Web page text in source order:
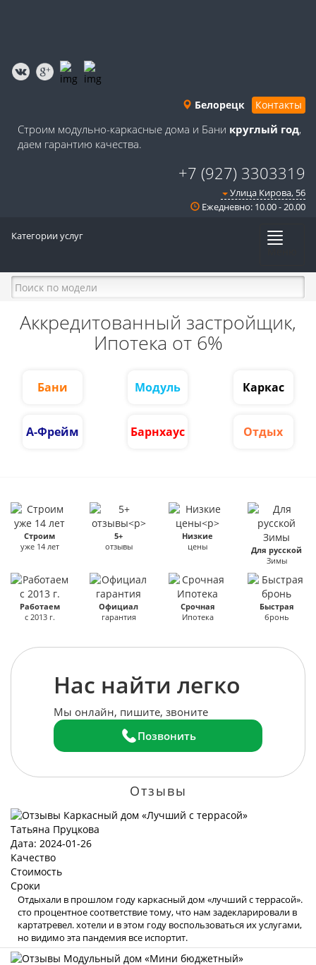
Белорецк Контакты
Строим модульно-каркасные дома и Бани круглый год,
даем гарантию качества.
+7 (927) 3303319
Улица Кирова, 56
Ежедневно: 10.00 - 20.00
Категории услуг
Аккредитованный застройщик,
Ипотека от 6%
Бани Модуль Каркас
А-Фрейм Барнхаус Отдых
Строим
уже 14 лет
5+
отзывы
Низкие
цены
Для русской
Зимы
Работаем
с 2013 г.
Официал
гарантия
Срочная
Ипотека
Быстрая
бронь
Нас найти легко
Мы онлайн, пишите, звоните
Позвонить
Отзывы
Татьяна Пруцкова
Дата: 2024-01-26
Качество
Стоимость
Сроки
Отдыхали в прошлом году каркасный дом «лучший с террасой».
сто процентное соответствие тому, что нам задекларировали в
картатревел. хотели и в этом году воспользоваться их услугами,
но видимо эта пандемия все испортит.